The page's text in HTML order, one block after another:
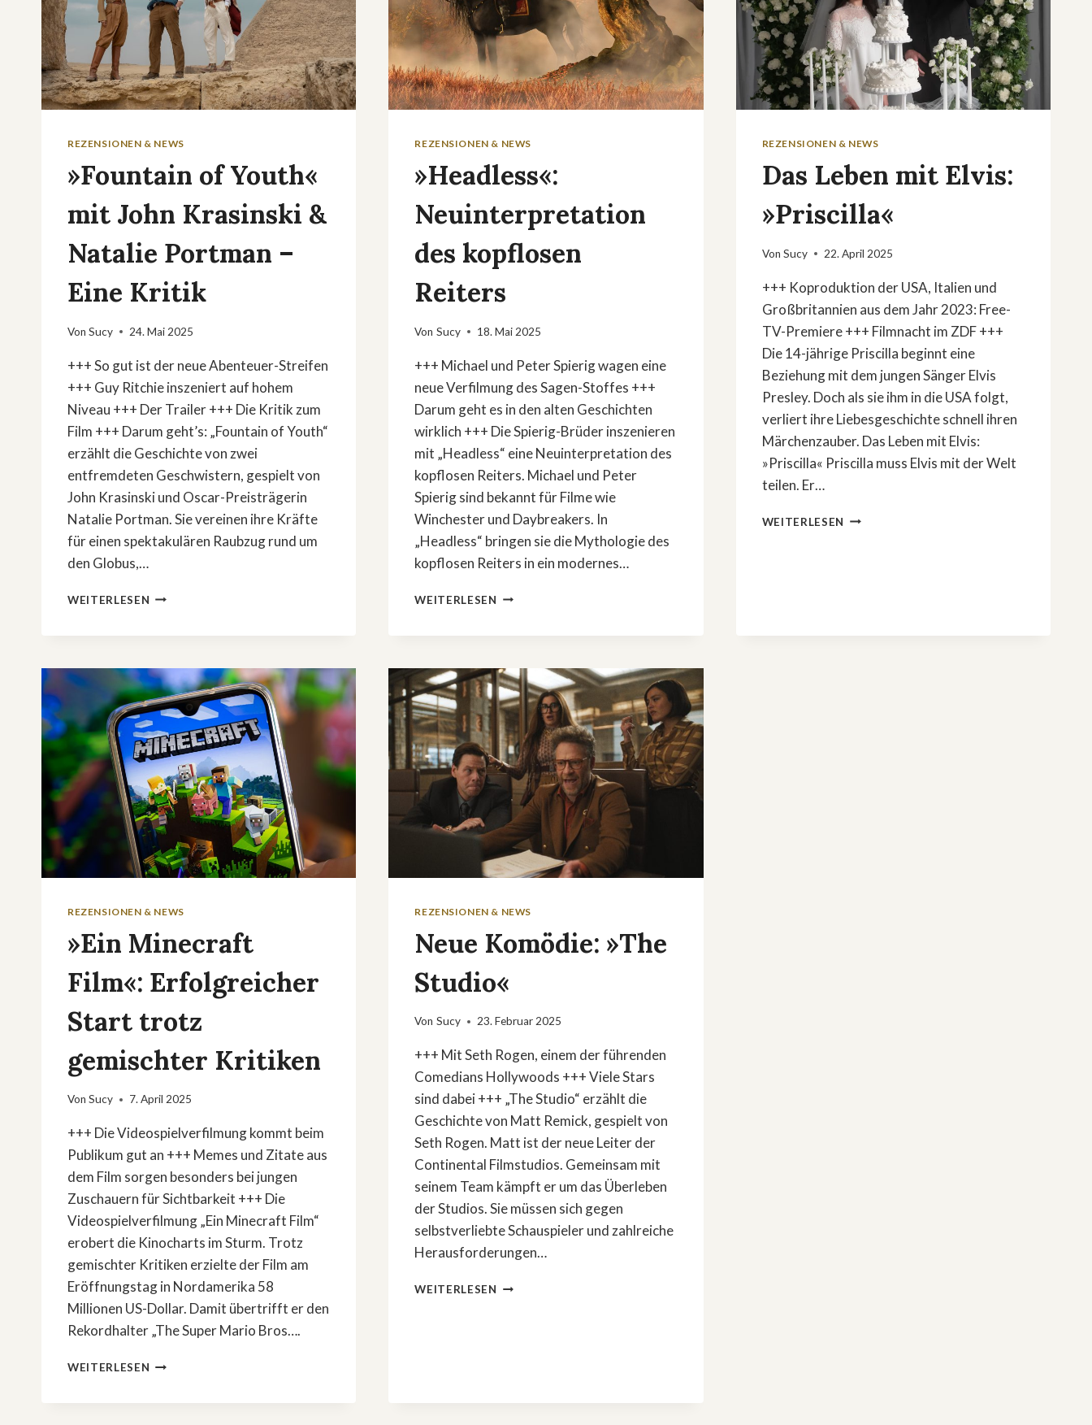
REZENSIONEN & NEWS
»Fountain of Youth«
mit John Krasinski &
Natalie Portman –
Eine Kritik
Von Sucy 24. Mai 2025
+++ So gut ist der neue Abenteuer-Streifen
+++ Guy Ritchie inszeniert auf hohem
Niveau +++ Der Trailer +++ Die Kritik zum
Film +++ Darum geht’s: „Fountain of Youth“
erzählt die Geschichte von zwei
entfremdeten Geschwistern, gespielt von
John Krasinski und Oscar-Preisträgerin
Natalie Portman. Sie vereinen ihre Kräfte
für einen spektakulären Raubzug rund um
den Globus,…
WEITERLESEN »FOUNTAIN
KRASINSKI
&
NATALIE
PORTMAN
–
EINE
KRITIK
REZENSIONEN & NEWS
»Headless«:
Neuinterpretation
des kopflosen
Reiters
Von Sucy 18. Mai 2025
+++ Michael und Peter Spierig wagen eine
neue Verfilmung des Sagen-Stoffes +++
Darum geht es in den alten Geschichten
wirklich +++ Die Spierig-Brüder inszenieren
mit „Headless“ eine Neuinterpretation des
kopflosen Reiters. Michael und Peter
Spierig sind bekannt für Filme wie
Winchester und Daybreakers. In
„Headless“ bringen sie die Mythologie des
kopflosen Reiters in ein modernes…
WEITERLESEN »HEADLESS«:
REZENSIONEN & NEWS
Das Leben mit Elvis:
»Priscilla«
Von Sucy 22. April 2025
+++ Koproduktion der USA, Italien und
Großbritannien aus dem Jahr 2023: Free-
TV-Premiere +++ Filmnacht im ZDF +++
Die 14-jährige Priscilla beginnt eine
Beziehung mit dem jungen Sänger Elvis
Presley. Doch als sie ihm in die USA folgt,
verliert ihre Liebesgeschichte schnell ihren
Märchenzauber. Das Leben mit Elvis:
»Priscilla« Priscilla muss Elvis mit der Welt
teilen. Er…
WEITERLESEN DAS
REZENSIONEN & NEWS
»Ein Minecraft
Film«: Erfolgreicher
Start trotz
gemischter Kritiken
Von Sucy 7. April 2025
+++ Die Videospielverfilmung kommt beim
Publikum gut an +++ Memes und Zitate aus
dem Film sorgen besonders bei jungen
Zuschauern für Sichtbarkeit +++ Die
Videospielverfilmung „Ein Minecraft Film“
erobert die Kinocharts im Sturm. Trotz
gemischter Kritiken erzielte der Film am
Eröffnungstag in Nordamerika 58
Millionen US-Dollar. Damit übertrifft er den
Rekordhalter „The Super Mario Bros….
WEITERLESEN »EIN
REZENSIONEN & NEWS
Neue Komödie: »The
Studio«
Von Sucy 23. Februar 2025
+++ Mit Seth Rogen, einem der führenden
Comedians Hollywoods +++ Viele Stars
sind dabei +++ „The Studio“ erzählt die
Geschichte von Matt Remick, gespielt von
Seth Rogen. Matt ist der neue Leiter der
Continental Filmstudios. Gemeinsam mit
seinem Team kämpft er um das Überleben
der Studios. Sie müssen sich gegen
selbstverliebte Schauspieler und zahlreiche
Herausforderungen…
WEITERLESEN NEUE